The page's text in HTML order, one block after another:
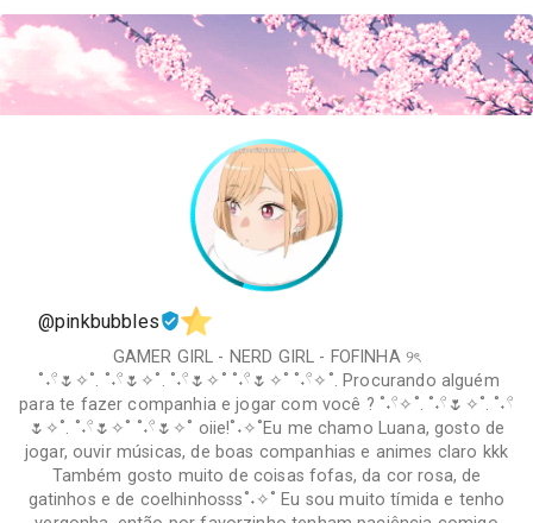
@pinkbubbles
GAMER GIRL - NERD GIRL - FOFINHA ୨ৎ
para te fazer companhia e jogar com você ? ˚˖𓍢✧˚. ˚˖𓍢🌷✧˚. ˚˖𓍢
🌷✧˚. ˚˖𓍢🌷✧˚ ˚˖𓍢🌷✧˚ oiie!˚˖✧˚Eu me chamo Luana, gosto de
jogar, ouvir músicas, de boas companhias e animes claro kkk
Também gosto muito de coisas fofas, da cor rosa, de
gatinhos e de coelhinhosss˚˖✧˚ Eu sou muito tímida e tenho